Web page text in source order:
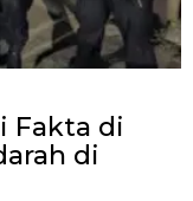
Fakta di
di